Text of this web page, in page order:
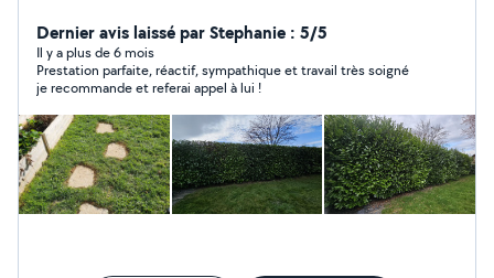
,remise en état, évacuation des déchets verts. Je vous
propose également le nettoyage de vos terrasses. Je
peux vous accompagner dans vos projets extérieurs,
carpors, pergolas, allées pavées, pas japonais, ambiance
'zen' Je réalise également des terrasses bois, pavées
etc...,engazonnement, plantations...clôtures... Je
dispose de tout le matériel nécessaire. Réactif et
rigoureux, je suis à votre écoute pour concretiser vos
projets. Paiement cesu accepté Cédric
Dernier avis laissé par Stephanie : 5/5
Il y a plus de 6 mois
Prestation parfaite, réactif, sympathique et travail très soigné
je recommande et referai appel à lui !